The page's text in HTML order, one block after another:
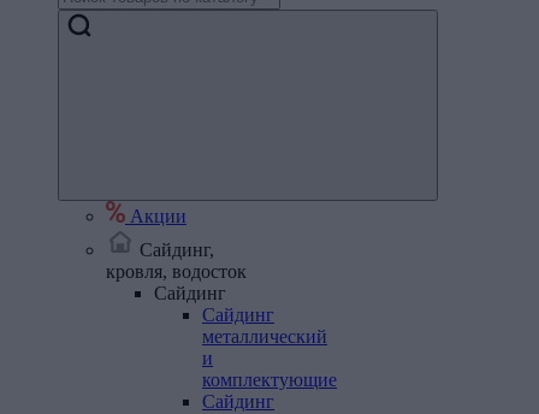
Акции
Сайдинг,
кровля, водосток
Сайдинг
Сайдинг
металлический
и
комплектующие
Сайдинг